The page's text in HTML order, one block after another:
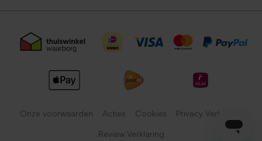
Onze voorwaarden Acties Cookies Privacy Verklaring
Review Verklaring